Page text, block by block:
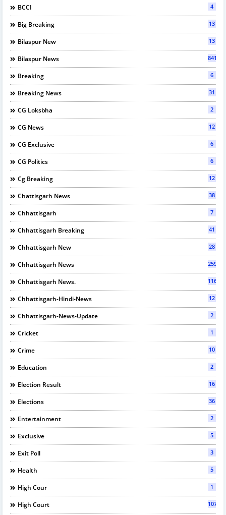
BCCI 4
Big Breaking 13
Bilaspur New 13
Bilaspur News 841
Breaking 6
Breaking News 31
CG Loksbha 2
CG News 12
CG Exclusive 6
CG Politics 6
Cg Breaking 12
Chattisgarh News 38
Chhattisgarh 7
Chhattisgarh Breaking 41
Chhattisgarh New 28
Chhattisgarh News 2597
Chhattisgarh News. 116
Chhattisgarh-Hindi-News 12
Chhattisgarh-News-Update 2
Cricket 1
Crime 10
Education 2
Election Result 16
Elections 36
Entertainment 2
Exclusive 5
Exit Poll 3
Health 5
High Cour 1
High Court 107